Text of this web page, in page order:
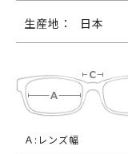
生産地： 日本
Ａ:レンズ幅